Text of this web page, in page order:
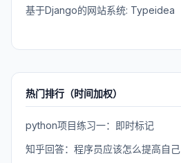
基于Django的网站系统: Typeidea
热门排行（时间加权）
python项目练习一：即时标记
知乎回答：程序员应该怎么提高自己